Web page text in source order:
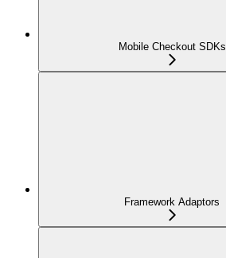
Mobile Checkout SDKs
Framework Adaptors